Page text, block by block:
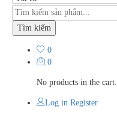
Tìm kiếm
0
0
No products in the cart.
Log in Register